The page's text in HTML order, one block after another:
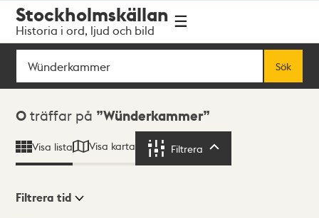
navigationen
huvudinnehållet
Stockholmskällan
Historia i ord, ljud och bild
Sök
Sök
Sökresultat
0 träffar på Wünderkammer
Visa lista Visa karta Filtrera
Filtrera tid